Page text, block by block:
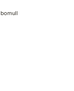
kr